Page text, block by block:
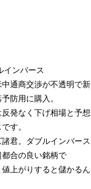
インバース
通商交渉が不透明で新
防用に購入。
発なく下げ相場と予想
す。
君。ダブルインバース
合の良い銘柄で
上がりすると儲かるん